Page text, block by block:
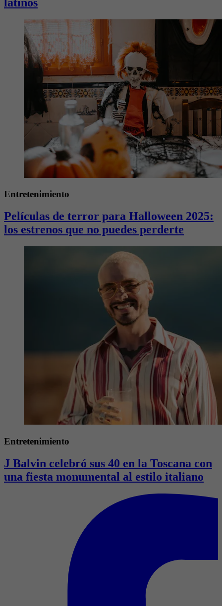
Entretenimiento
Películas de terror para Halloween 2025:
los estrenos que no puedes perderte
Entretenimiento
J Balvin celebró sus 40 en la Toscana con
una fiesta monumental al estilo italiano